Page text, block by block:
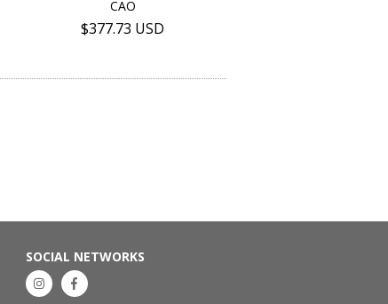
CÃO
$377.73 USD
SOCIAL NETWORKS